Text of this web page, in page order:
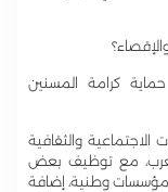
كرامة المسنين
الاجتماعية والثقافية
مع توظيف بعض
مؤسسات وطنية، إضافة